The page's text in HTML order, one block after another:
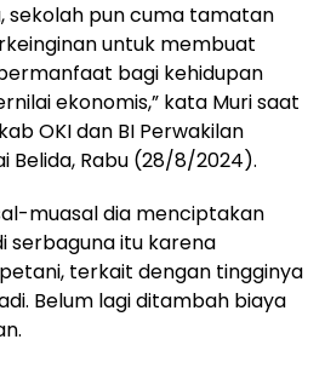
sekolah pun cuma tamatan
untuk membuat
bagi kehidupan
ekonomis,” kata Muri saat
OKI dan BI Perwakilan
Belida, Rabu (28/8/2024).
muasal dia menciptakan
serbaguna itu karena
terkait dengan tingginya
Belum lagi ditambah biaya